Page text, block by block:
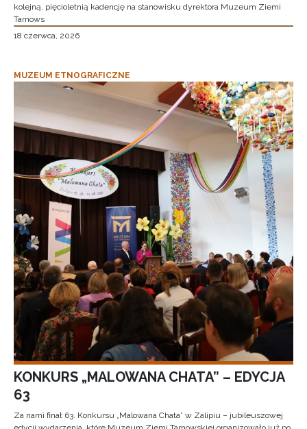
kolejną, pięcioletnią kadencję na stanowisku dyrektora Muzeum Ziemi
Tarnows
18 czerwca, 2026
MUZEUM ETNOGRAFICZNE
KONKURS „MALOWANA CHATA” – EDYCJA
63
Za nami finał 63. Konkursu „Malowana Chata” w Zalipiu – jubileuszowej